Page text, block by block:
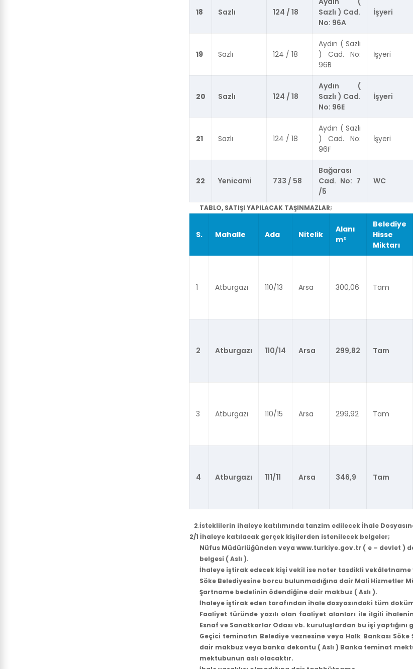
18 Sazlı 124 / 18
Sazlı ) Cad.
No: 96A
İşyeri
19 Sazlı 124 / 18
Aydın ( Sazlı
) Cad. No:
96B
İşyeri
20 Sazlı 124 / 18
Aydın (
Sazlı ) Cad.
No: 96E
İşyeri
21 Sazlı 124 / 18
Aydın ( Sazlı
) Cad. No:
96F
İşyeri
22 Yenicami 733 / 58
Bağarası
Cad. No: 7
/5
WC
TABLO, SATIŞI YAPILACAK TAŞINMAZLAR;
S. Mahalle Ada Nitelik
Alanı
m²
Belediye
Hisse
Miktarı
1 Atburgazı 110/13 Arsa 300,06 Tam
2 Atburgazı 110/14 Arsa 299,82 Tam
3 Atburgazı 110/15 Arsa 299,92 Tam
4 Atburgazı 111/11 Arsa 346,9 Tam
2.İsteklilerin ihaleye katılımında tanzim edilecek İhale
2/1 İhaleye katılacak gerçek kişilerden istenilecek belgeler;
Nüfus Müdürlüğünden veya www.turkiye.gov.tr ( e – devlet )
belgesi ( Aslı ).
İhaleye iştirak edecek kişi vekil ise noter tasdikli vekâletname
Söke Belediyesine borcu bulunmadığına dair Mali Hizmetler
Şartname bedelinin ödendiğine dair makbuz ( Aslı ).
İhaleye iştirak eden tarafından ihale dosyasındaki tüm
Faaliyet türünde yazılı olan faaliyet alanları ile ilgili
Esnaf ve Sanatkarlar Odası vb. kuruluşlardan bu işi
Geçici teminatın Belediye veznesine veya Halk Bankası
dair makbuz veya banka dekontu ( Aslı ) Banka teminat
mektubunun aslı olacaktır.